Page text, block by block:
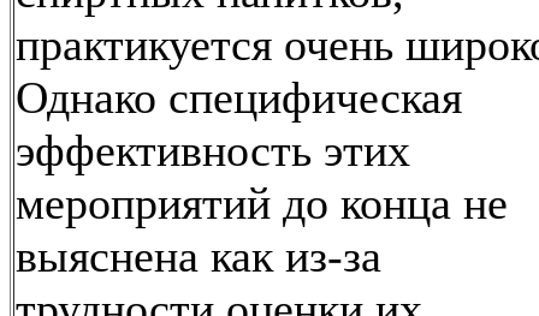
практикуется очень
Однако специфическая
эффективность этих
мероприятий до конца не
выяснена как из-за